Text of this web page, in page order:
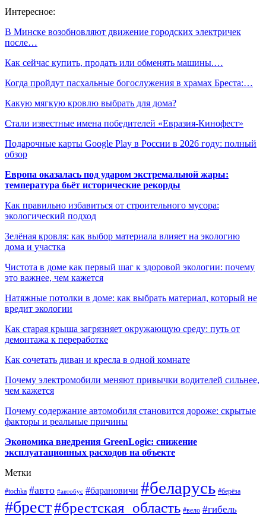
Интересное:
В Минске возобновляют движение городских электричек
после…
Как сейчас купить, продать или обменять машины.…
Когда пройдут пасхальные богослужения в храмах Бреста:…
Какую мягкую кровлю выбрать для дома?
Стали известные имена победителей «Евразия-Кинофест»
Подарочные карты Google Play в России в 2026 году: полный
обзор
Европа оказалась под ударом экстремальной жары:
температура бьёт исторические рекорды
Как правильно избавиться от строительного мусора:
экологический подход
Зелёная кровля: как выбор материала влияет на экологию
дома и участка
Чистота в доме как первый шаг к здоровой экологии: почему
это важнее, чем кажется
Натяжные потолки в доме: как выбрать материал, который не
вредит экологии
Как старая крыша загрязняет окружающую среду: путь от
демонтажа к переработке
Как сочетать диван и кресла в одной комнате
Почему электромобили меняют привычки водителей сильнее,
чем кажется
Почему содержание автомобиля становится дороже: скрытые
факторы и реальные причины
Экономика внедрения GreenLogic: снижение
эксплуатационных расходов на объекте
Метки
#tochka #авто #автобус #барановичи #беларусь #берёза
#брест#брестская_область #вело #гибель